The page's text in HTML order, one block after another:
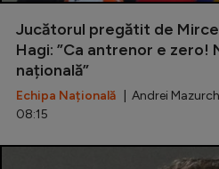
Jucătorul pregătit de
Hagi: ”Ca antrenor e zero!
națională”
Echipa Națională | Andrei
08:15